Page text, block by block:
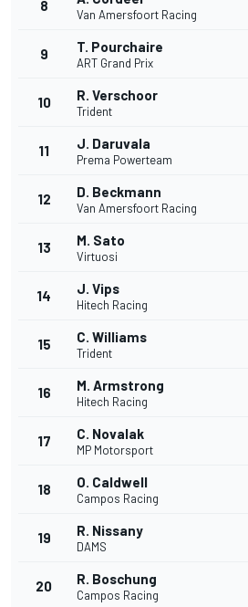
8
Van Amersfoort Racing
9 T. Pourchaire
ART Grand Prix
10 R. Verschoor
Trident
11 J. Daruvala
Prema Powerteam
12 D. Beckmann
Van Amersfoort Racing
13 M. Sato
Virtuosi
14 J. Vips
Hitech Racing
15 C. Williams
Trident
16 M. Armstrong
Hitech Racing
17 C. Novalak
MP Motorsport
18 O. Caldwell
Campos Racing
19 R. Nissany
DAMS
20 R. Boschung
Campos Racing